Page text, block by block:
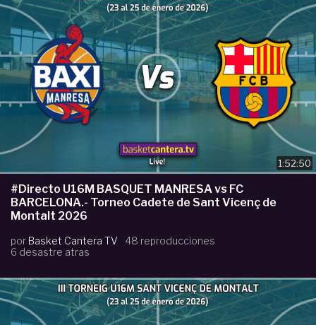
1:52:50
#Directo U16M BASQUET MANRESA vs FC
BARCELONA.- Torneo Cadete de Sant Vicenç de
Montalt 2026
por Basket Cantera TV
48 reproducciones
6 desastre atras